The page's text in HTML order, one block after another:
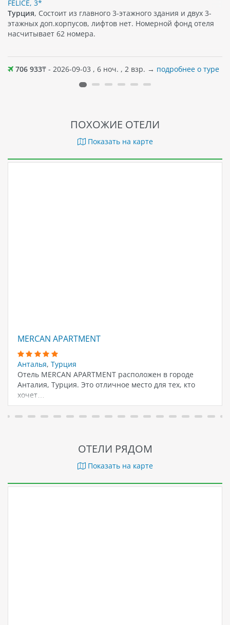
FELICE, 3*
Турция, Состоит из главного 3-этажного здания и двух 3-
этажных доп.корпусов, лифтов нет. Номерной фонд отеля
насчитывает 62 номера.
706 933₸ - 2026-09-03 , 6 ноч. , 2 взр. → подробнее о туре
ПОХОЖИЕ ОТЕЛИ
Показать на карте
MERCAN APARTMENT
Анталья, Турция
Отель MERCAN APARTMENT расположен в городе
Анталия, Турция. Это отличное место для тех, кто
хочет…
ОТЕЛИ РЯДОМ
Показать на карте